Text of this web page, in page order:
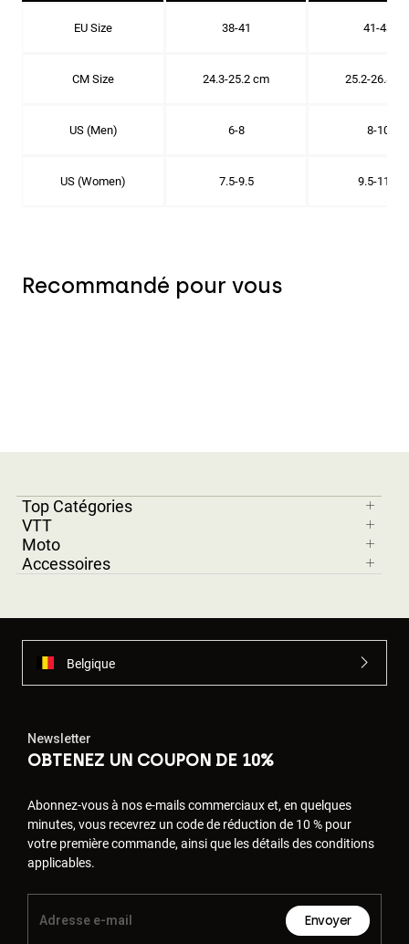
EU Size 38-41 41-43
CM Size 24.3-25.2 cm 25.2-26.8
US (Men) 6-8 8-10
US (Women) 7.5-9.5 9.5-11.5
Recommandé pour vous
Top Catégories
VTT
Moto
Accessoires
Belgique
Newsletter
OBTENEZ UN COUPON DE 10%
Abonnez-vous à nos e-mails commerciaux et, en quelques
minutes, vous recevrez un code de réduction de 10 % pour
votre première commande, ainsi que les détails des conditions
applicables.
Envoyer